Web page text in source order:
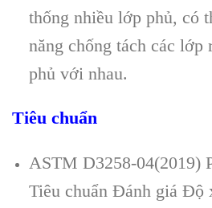
thống nhiều lớp phủ, có
năng chống tách các lớp
phủ với nhau.
Tiêu chuẩn
ASTM D3258-04(2019)
Tiêu chuẩn Đánh giá Độ